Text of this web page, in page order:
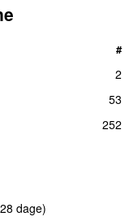
#
2
53
252
dage)